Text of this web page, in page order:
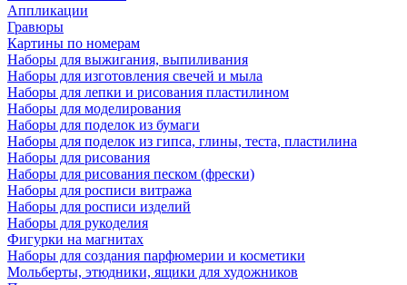
Аппликации
Гравюры
Картины по номерам
Наборы для выжигания, выпиливания
Наборы для изготовления свечей и мыла
Наборы для лепки и рисования пластилином
Наборы для моделирования
Наборы для поделок из бумаги
Наборы для поделок из гипса, глины, теста, пластилина
Наборы для рисования
Наборы для рисования песком (фрески)
Наборы для росписи витража
Наборы для росписи изделий
Наборы для рукоделия
Фигурки на магнитах
Наборы для создания парфюмерии и косметики
Мольберты, этюдники, ящики для художников